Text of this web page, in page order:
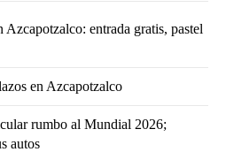
entrada gratis, pastel
en Azcapotzalco
rumbo al Mundial 2026;
autos